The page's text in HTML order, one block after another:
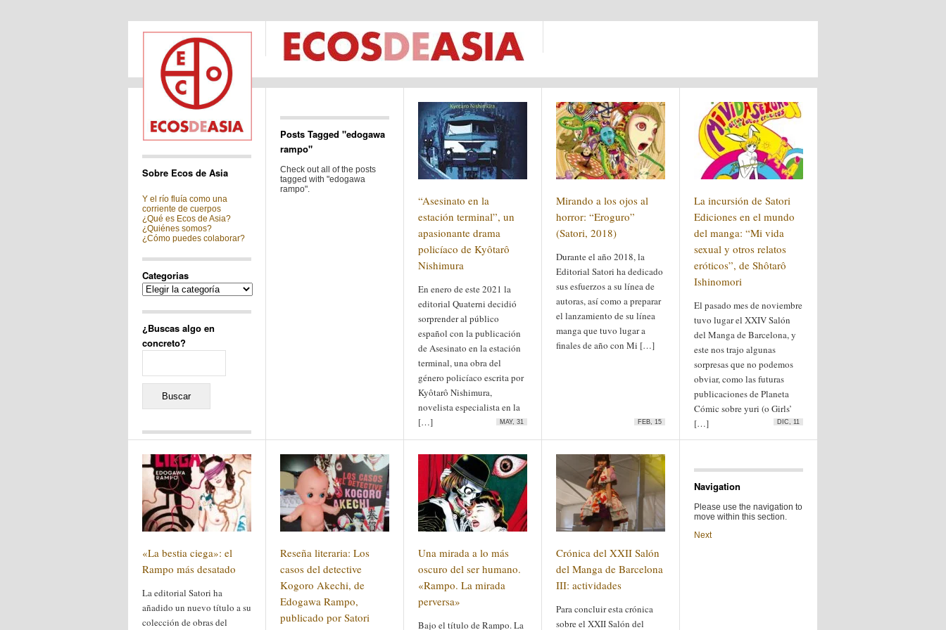
Sobre Ecos de Asia
Y el río fluía como una
corriente de cuerpos
¿Qué es Ecos de Asia?
¿Quiénes somos?
¿Cómo puedes colaborar?
Categorias
Categorias
¿Buscas algo en
concreto?
Jacquelineen «Recuerdos
de la Alhambra» y la
reinvención de un género
Yissen«Recuerdos de la
Alhambra» y la reinvención
de un género
Oscar Darío Rivero Gálvez
Japón conquista Okinawa
de Kutani
la Alhambra» y la
reinvención de un género
Posts Tagged "edogawa
rampo"
Check out all of the posts
tagged with "edogawa
rampo".
“Asesinato en la
estación terminal”, un
apasionante drama
policíaco de Kyôtarô
Nishimura
En enero de este 2021 la
editorial Quaterni decidió
sorprender al público
español con la publicación
de Asesinato en la estación
terminal, una obra del
género policíaco escrita por
Kyôtarô Nishimura,
novelista especialista en la
[…]
MAY, 31
Mirando a los ojos al
horror: “Eroguro”
(Satori, 2018)
Durante el año 2018, la
Editorial Satori ha dedicado
sus esfuerzos a su línea de
autoras, así como a preparar
el lanzamiento de su línea
manga que tuvo lugar a
finales de año con Mi […]
FEB, 15
La incursión de Satori
Ediciones en el mundo
del manga: “Mi vida
sexual y otros relatos
eróticos”, de Shôtarô
Ishinomori
El pasado mes de noviembre
tuvo lugar el XXIV Salón
del Manga de Barcelona, y
este nos trajo algunas
sorpresas que no podemos
obviar, como las futuras
publicaciones de Planeta
Cómic sobre yuri (o Girls’
[…]
DIC, 11
«La bestia ciega»: el
Rampo más desatado
La editorial Satori ha
añadido un nuevo título a su
colección de obras del
Reseña literaria: Los
casos del detective
Kogoro Akechi, de
Edogawa Rampo,
publicado por Satori
Una mirada a lo más
oscuro del ser humano.
«Rampo. La mirada
perversa»
Bajo el título de Rampo. La
Crónica del XXII Salón
del Manga de Barcelona
III: actividades
Para concluir esta crónica
sobre el XXII Salón del
Navigation
Please use the navigation to
move within this section.
Next